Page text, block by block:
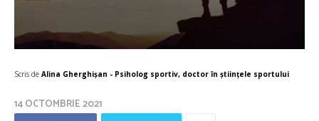
Scris de Alina Gherghișan - Psiholog sportiv, doctor în științele sportului
14 OCTOMBRIE 2021